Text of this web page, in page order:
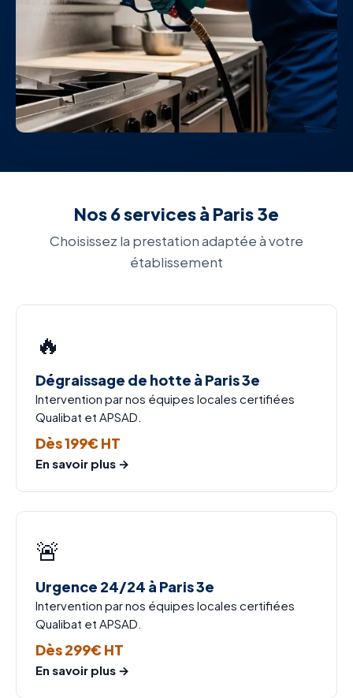
Nos 6 services à Paris 3e
Choisissez la prestation adaptée à votre
établissement
🔥
Dégraissage de hotte à Paris 3e
Intervention par nos équipes locales certifiées
Qualibat et APSAD.
Dès 199€ HT
En savoir plus →
🚨
Urgence 24/24 à Paris 3e
Intervention par nos équipes locales certifiées
Qualibat et APSAD.
Dès 299€ HT
En savoir plus →